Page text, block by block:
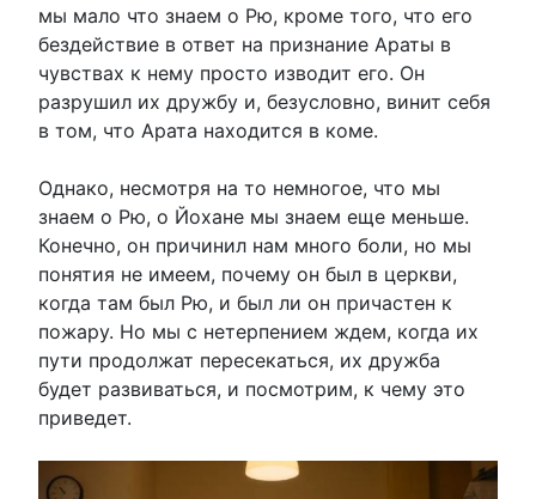
мы мало что знаем о Рю, кроме того, что его
бездействие в ответ на признание Араты в
чувствах к нему просто изводит его. Он
разрушил их дружбу и, безусловно, винит себя
в том, что Арата находится в коме.
Однако, несмотря на то немногое, что мы
знаем о Рю, о Йохане мы знаем еще меньше.
Конечно, он причинил нам много боли, но мы
понятия не имеем, почему он был в церкви,
когда там был Рю, и был ли он причастен к
пожару. Но мы с нетерпением ждем, когда их
пути продолжат пересекаться, их дружба
будет развиваться, и посмотрим, к чему это
приведет.